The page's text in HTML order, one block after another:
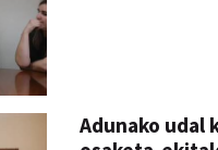
Adunako udal